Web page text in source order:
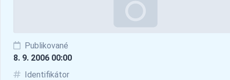
Publikované
8. 9. 2006 00:00
Identifikátor